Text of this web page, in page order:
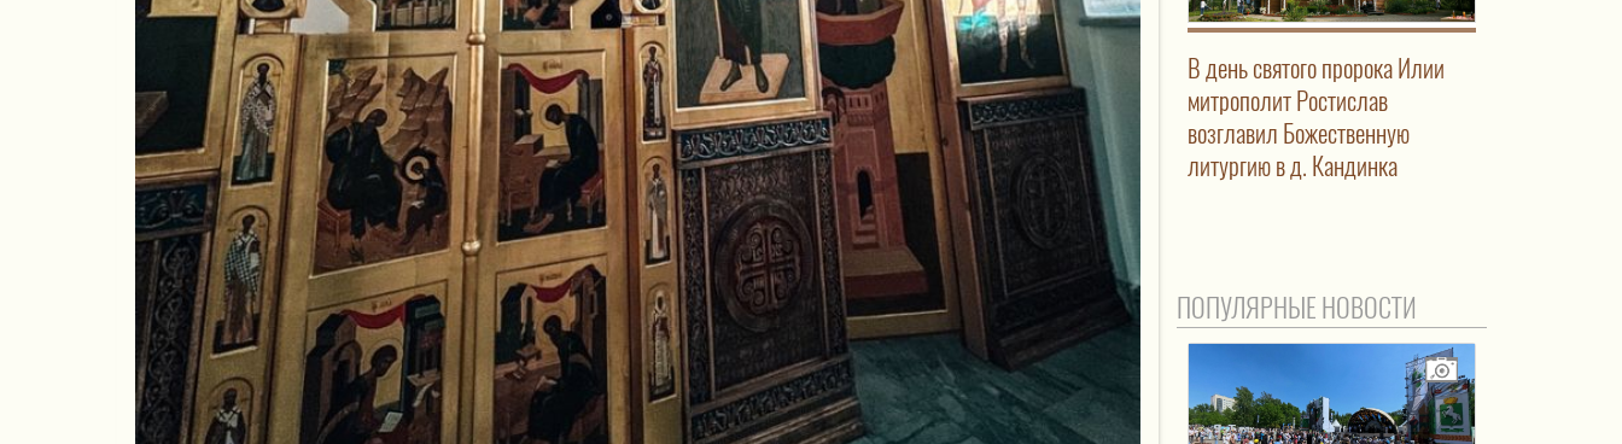
В день святого пророка Илии
митрополит Ростислав
возглавил Божественную
литургию в д. Кандинка
ПОПУЛЯРНЫЕ НОВОСТИ